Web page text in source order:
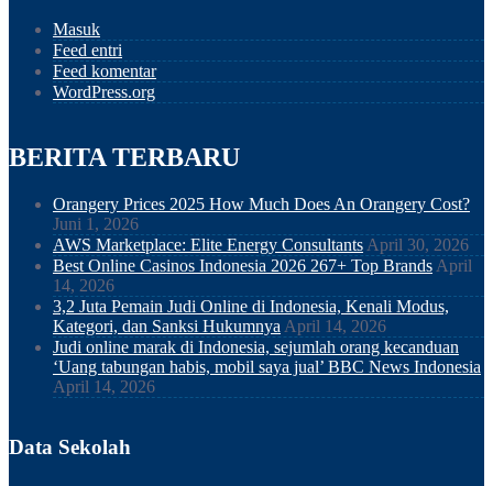
Masuk
Feed entri
Feed komentar
WordPress.org
BERITA TERBARU
Orangery Prices 2025 How Much Does An Orangery Cost?
Juni 1, 2026
AWS Marketplace: Elite Energy Consultants April 30, 2026
Best Online Casinos Indonesia 2026 267+ Top Brands April
14, 2026
3,2 Juta Pemain Judi Online di Indonesia, Kenali Modus,
Kategori, dan Sanksi Hukumnya April 14, 2026
Judi online marak di Indonesia, sejumlah orang kecanduan
‘Uang tabungan habis, mobil saya jual’ BBC News Indonesia
April 14, 2026
Data Sekolah